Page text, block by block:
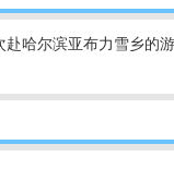
哈尔滨亚布力雪乡的